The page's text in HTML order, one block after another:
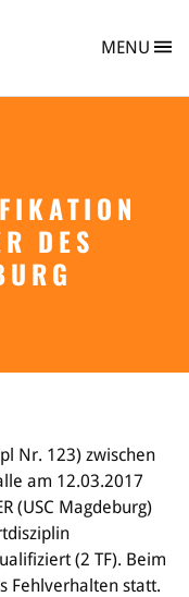
DES
MENU
Nr. 123) zwischen
am 12.03.2017
(USC Magdeburg)
(2 TF). Beim
Fehlverhalten statt.